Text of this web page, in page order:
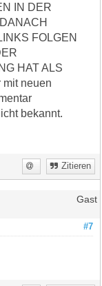
IN DER
FOLGEN
HAT ALS
mit neuen
bekannt.
Zitieren
Gast
#7